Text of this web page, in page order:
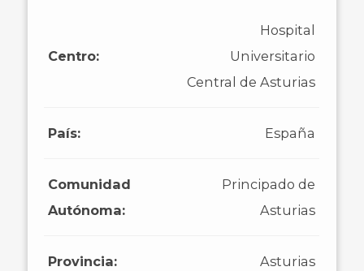
Centro:
Hospital
Universitario
Central de Asturias
País: España
Comunidad
Autónoma:
Principado de
Asturias
Provincia: Asturias